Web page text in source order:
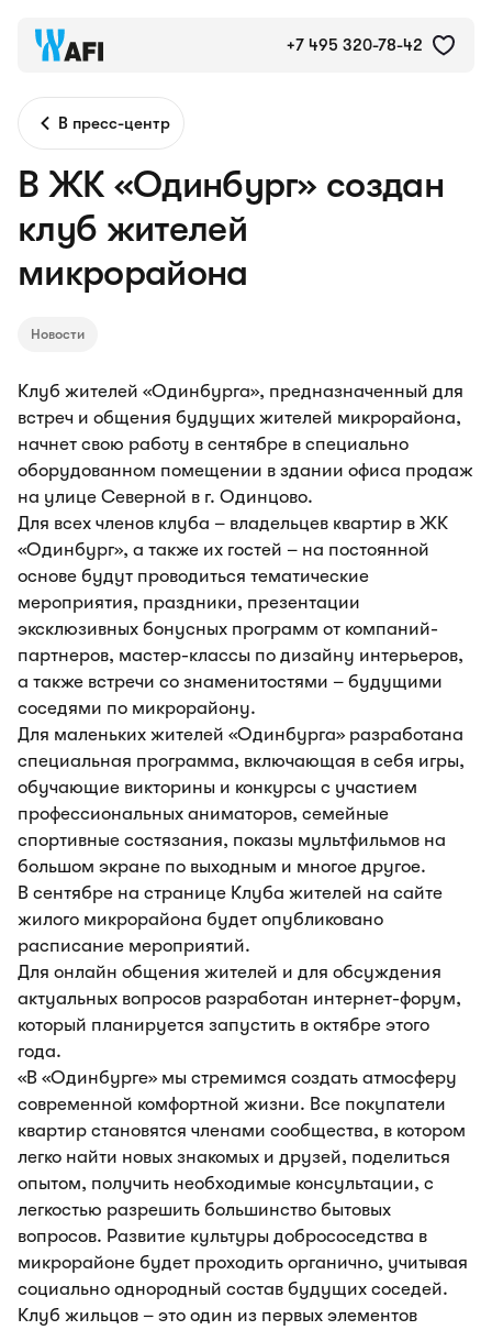
+7 495 320-78-42
В пресс-центр
В ЖК «Одинбург» создан
клуб жителей
микрорайона
Новости
Клуб жителей «Одинбурга», предназначенный для
встреч и общения будущих жителей микрорайона,
начнет свою работу в сентябре в специально
оборудованном помещении в здании офиса продаж
на улице Северной в г. Одинцово.
Для всех членов клуба – владельцев квартир в ЖК
«Одинбург», а также их гостей – на постоянной
основе будут проводиться тематические
мероприятия, праздники, презентации
эксклюзивных бонусных программ от компаний-
партнеров, мастер-классы по дизайну интерьеров,
а также встречи со знаменитостями – будущими
соседями по микрорайону.
Для маленьких жителей «Одинбурга» разработана
специальная программа, включающая в себя игры,
обучающие викторины и конкурсы с участием
профессиональных аниматоров, семейные
спортивные состязания, показы мультфильмов на
большом экране по выходным и многое другое.
В сентябре на странице Клуба жителей на сайте
жилого микрорайона будет опубликовано
расписание мероприятий.
Для онлайн общения жителей и для обсуждения
актуальных вопросов разработан интернет-форум,
который планируется запустить в октябре этого
года.
«В «Одинбурге» мы стремимся создать атмосферу
современной комфортной жизни. Все покупатели
квартир становятся членами сообщества, в котором
легко найти новых знакомых и друзей, поделиться
опытом, получить необходимые консультации, с
легкостью разрешить большинство бытовых
вопросов. Развитие культуры добрососедства в
микрорайоне будет проходить органично, учитывая
социально однородный состав будущих соседей.
Клуб жильцов – это один из первых элементов